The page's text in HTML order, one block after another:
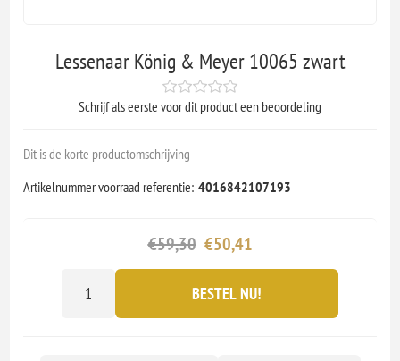
Lessenaar König & Meyer 10065 zwart
Schrijf als eerste voor dit product een beoordeling
Dit is de korte productomschrijving
Artikelnummer voorraad referentie: 4016842107193
€59,30 €50,41
BESTEL NU!